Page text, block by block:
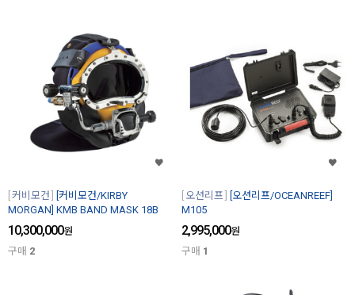
커비모건
[커비모건/KIRBY
MORGAN] KMB BAND MASK 18B
10,300,000원
구매 2
오션리프
[오션리프/OCEANREEF]
M105
2,995,000원
구매 1